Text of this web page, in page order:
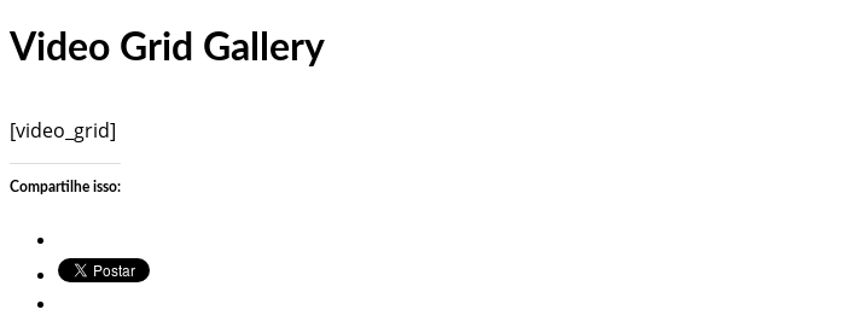
Pular
para
conteúdo
Video Grid Gallery
[video_grid]
Compartilhe isso: